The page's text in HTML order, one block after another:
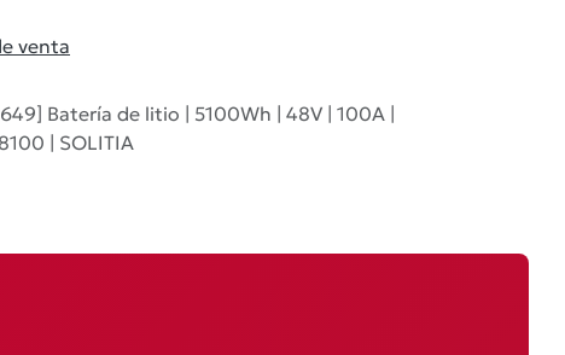
venta
Batería de litio | 5100Wh | 48V | 100A |
| SOLITIA